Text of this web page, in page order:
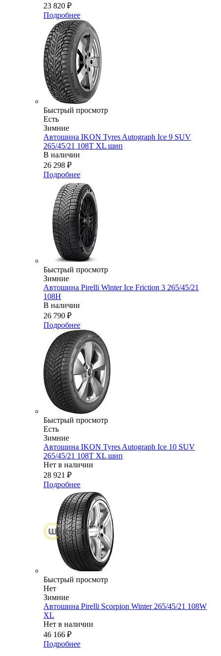
23 820 ₽
Подробнее
Быстрый просмотр
Есть
Зимние
Автошина IKON Tyres Autograph Ice 9 SUV
265/45/21 108T XL шип
В наличии
26 298 ₽
Подробнее
Быстрый просмотр
Зимние
Автошина Pirelli Winter Ice Friction 3 265/45/21
108H
В наличии
26 790 ₽
Подробнее
Быстрый просмотр
Есть
Зимние
Автошина IKON Tyres Autograph Ice 10 SUV
265/45/21 108T XL шип
Нет в наличии
28 921 ₽
Подробнее
Быстрый просмотр
Нет
Зимние
Автошина Pirelli Scorpion Winter 265/45/21 108W
XL
Нет в наличии
46 166 ₽
Подробнее